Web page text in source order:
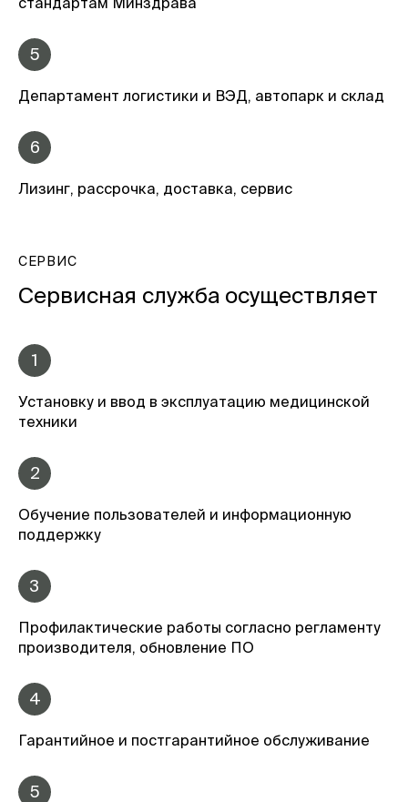
5
Департамент логистики и ВЭД, автопарк и склад
6
Лизинг, рассрочка, доставка, сервис
СЕРВИС
Сервисная служба осуществляет
1
Установку и ввод в эксплуатацию медицинской
техники
2
Обучение пользователей и информационную
поддержку
3
Профилактические работы согласно регламенту
производителя, обновление ПО
4
Гарантийное и постгарантийное обслуживание
5